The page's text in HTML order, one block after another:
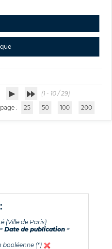
(1 - 10 / 29)
:
25 50 100 200
(Ville de Paris)
= Date de publication =
booléenne (*)